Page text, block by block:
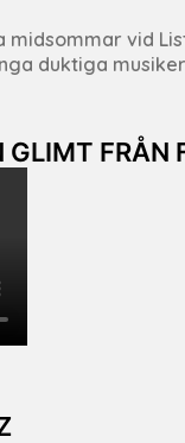
vid
duktiga
GLIMT FRÅN